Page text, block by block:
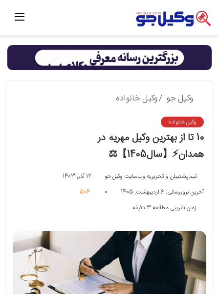
منو
وکیل جو /وکیل خانواده
وکیل خانواده
10 تا از بهترین وکیل مهریه در
همدان⚡【سال1405】⚖️
تیم پشتیبان و تحریریه وب‌سایت وکیل جو
12 آذر, 1403
آخرین بروزرسانی: 6 اردیبهشت, 1405
0
504
زمان تقریبی مطالعه 3 دقیقه